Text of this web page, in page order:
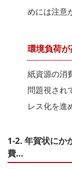
めには注意
環境負荷
紙資源の消
問題視され
レス化を進
1-2. 年賀状にか
費…